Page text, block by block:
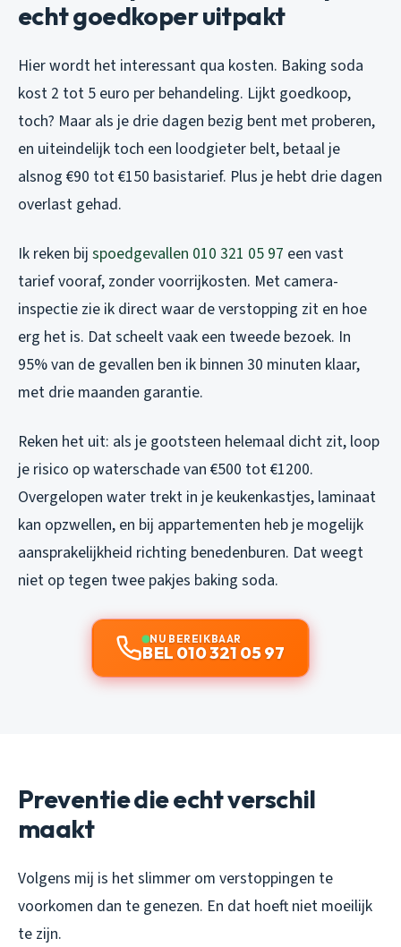
echt goedkoper uitpakt
Hier wordt het interessant qua kosten. Baking soda
kost 2 tot 5 euro per behandeling. Lijkt goedkoop,
toch? Maar als je drie dagen bezig bent met proberen,
en uiteindelijk toch een loodgieter belt, betaal je
alsnog €90 tot €150 basistarief. Plus je hebt drie dagen
overlast gehad.
Ik reken bij spoedgevallen 010 321 05 97 een vast
tarief vooraf, zonder voorrijkosten. Met camera-
inspectie zie ik direct waar de verstopping zit en hoe
erg het is. Dat scheelt vaak een tweede bezoek. In
95% van de gevallen ben ik binnen 30 minuten klaar,
met drie maanden garantie.
Reken het uit: als je gootsteen helemaal dicht zit, loop
je risico op waterschade van €500 tot €1200.
Overgelopen water trekt in je keukenkastjes, laminaat
kan opzwellen, en bij appartementen heb je mogelijk
aansprakelijkheid richting benedenburen. Dat weegt
niet op tegen twee pakjes baking soda.
NU BEREIKBAAR
BEL 010 321 05 97
Preventie die echt verschil
maakt
Volgens mij is het slimmer om verstoppingen te
voorkomen dan te genezen. En dat hoeft niet moeilijk
te zijn.